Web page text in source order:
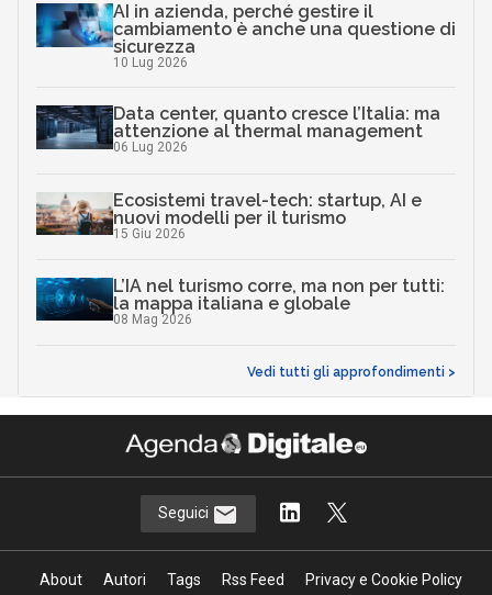
AI in azienda, perché gestire il
cambiamento è anche una questione di
sicurezza
10 Lug 2026
Data center, quanto cresce l’Italia: ma
attenzione al thermal management
06 Lug 2026
Ecosistemi travel-tech: startup, AI e
nuovi modelli per il turismo
15 Giu 2026
L’IA nel turismo corre, ma non per tutti:
la mappa italiana e globale
08 Mag 2026
Vedi tutti gli approfondimenti >
Seguici
About Autori Tags Rss Feed
Privacy e Cookie Policy